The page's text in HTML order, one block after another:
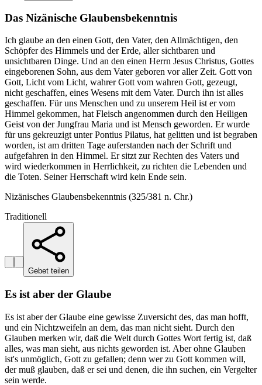
Das Nizänische Glaubensbekenntnis
Ich glaube an den einen Gott, den Vater, den Allmächtigen, den
Schöpfer des Himmels und der Erde, aller sichtbaren und
unsichtbaren Dinge. Und an den einen Herrn Jesus Christus, Gottes
eingeborenen Sohn, aus dem Vater geboren vor aller Zeit. Gott von
Gott, Licht vom Licht, wahrer Gott vom wahren Gott, gezeugt,
nicht geschaffen, eines Wesens mit dem Vater. Durch ihn ist alles
geschaffen. Für uns Menschen und zu unserem Heil ist er vom
Himmel gekommen, hat Fleisch angenommen durch den Heiligen
Geist von der Jungfrau Maria und ist Mensch geworden. Er wurde
für uns gekreuzigt unter Pontius Pilatus, hat gelitten und ist begraben
worden, ist am dritten Tage auferstanden nach der Schrift und
aufgefahren in den Himmel. Er sitzt zur Rechten des Vaters und
wird wiederkommen in Herrlichkeit, zu richten die Lebenden und
die Toten. Seiner Herrschaft wird kein Ende sein.
Nizänisches Glaubensbekenntnis (325/381 n. Chr.)
Traditionell
Gebet teilen
Es ist aber der Glaube
Es ist aber der Glaube eine gewisse Zuversicht des, das man hofft,
und ein Nichtzweifeln an dem, das man nicht sieht. Durch den
Glauben merken wir, daß die Welt durch Gottes Wort fertig ist, daß
alles, was man sieht, aus nichts geworden ist. Aber ohne Glauben
ist's unmöglich, Gott zu gefallen; denn wer zu Gott kommen will,
der muß glauben, daß er sei und denen, die ihn suchen, ein Vergelter
sein werde.